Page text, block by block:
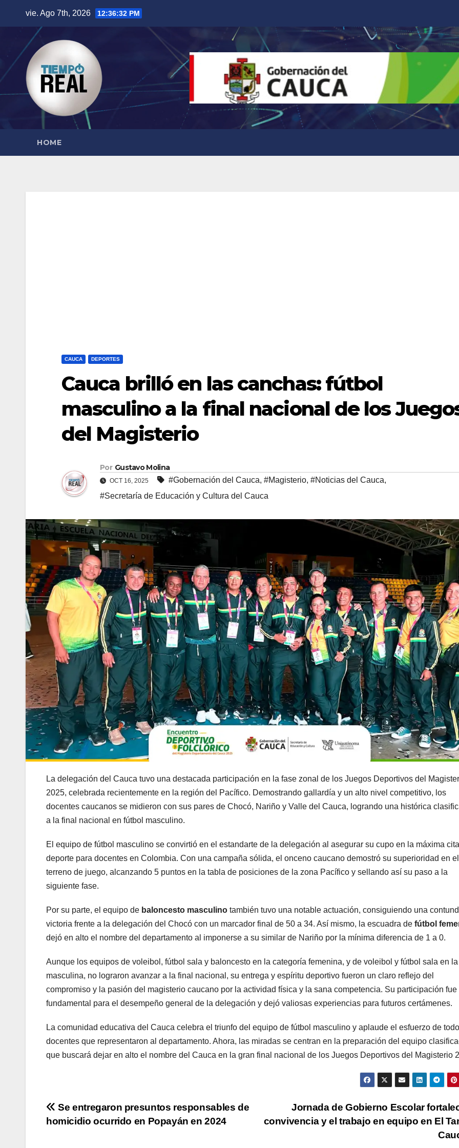
contenido
vie. Ago 7th, 2026 12:36:33 PM
HOME
CAUCA DEPORTES
Cauca brilló en las canchas: fútbol
masculino a la final nacional de los
del Magisterio
Por Gustavo Molina
OCT 16, 2025 #Gobernación del Cauca, #Magisterio, #Noticias del Cauca,
#Secretaría de Educación y Cultura del Cauca
La delegación del Cauca tuvo una destacada participación en la fase zonal de los Juegos Deportivos del
2025, celebrada recientemente en la región del Pacífico. Demostrando gallardía y un alto nivel competitivo, los
docentes caucanos se midieron con sus pares de Chocó, Nariño y Valle del Cauca, logrando una histórica
a la final nacional en fútbol masculino.
El equipo de fútbol masculino se convirtió en el estandarte de la delegación al asegurar su cupo en la máxima
deporte para docentes en Colombia. Con una campaña sólida, el onceno caucano demostró su superioridad en el
terreno de juego, alcanzando 5 puntos en la tabla de posiciones de la zona Pacífico y sellando así su paso a la
siguiente fase.
Por su parte, el equipo de baloncesto masculino también tuvo una notable actuación, consiguiendo una
victoria frente a la delegación del Chocó con un marcador final de 50 a 34. Así mismo, la escuadra de fútbol
dejó en alto el nombre del departamento al imponerse a su similar de Nariño por la mínima diferencia de 1 a 0.
Aunque los equipos de voleibol, fútbol sala y baloncesto en la categoría femenina, y de voleibol y fútbol sala en la
masculina, no lograron avanzar a la final nacional, su entrega y espíritu deportivo fueron un claro reflejo del
compromiso y la pasión del magisterio caucano por la actividad física y la sana competencia. Su participación fue
fundamental para el desempeño general de la delegación y dejó valiosas experiencias para futuros certámenes.
La comunidad educativa del Cauca celebra el triunfo del equipo de fútbol masculino y aplaude el esfuerzo de
docentes que representaron al departamento. Ahora, las miradas se centran en la preparación del equipo
que buscará dejar en alto el nombre del Cauca en la gran final nacional de los Juegos Deportivos del Magisterio
Navegación
Jornada de Gobierno Escolar
convivencia y el trabajo en equipo en El
Se entregaron presuntos responsables de
homicidio ocurrido en Popayán en 2024